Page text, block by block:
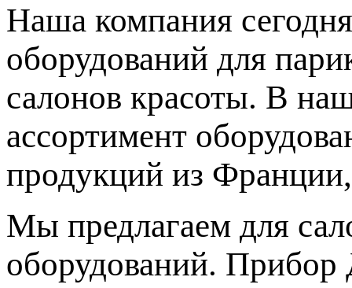
Наша компания
оборудований для
салонов красоты. В
ассортимент
продукций из
Мы предлагаем для
оборудований. Прибор